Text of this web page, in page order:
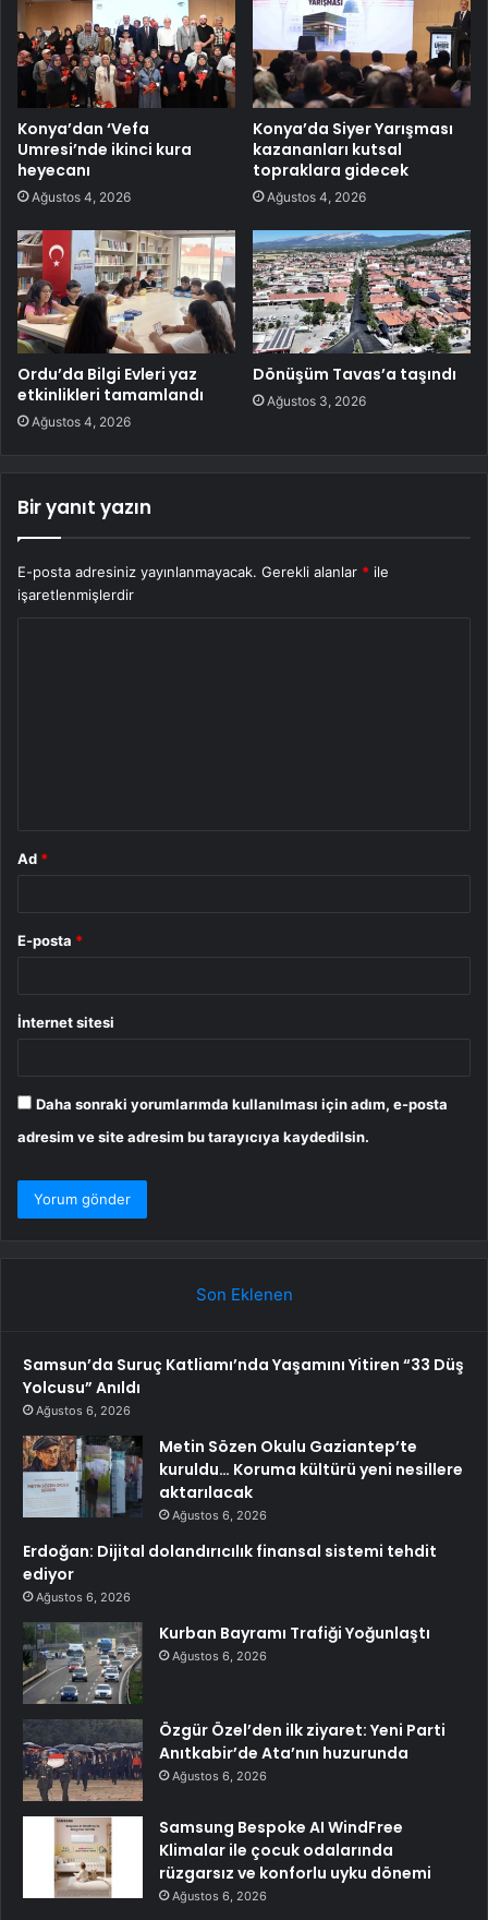
Konya’dan ‘Vefa
Umresi’nde ikinci kura
heyecanı
Ağustos 4, 2026
Konya’da Siyer Yarışması
kazananları kutsal
topraklara gidecek
Ağustos 4, 2026
Ordu’da Bilgi Evleri yaz
etkinlikleri tamamlandı
Ağustos 4, 2026
Dönüşüm Tavas’a taşındı
Ağustos 3, 2026
Bir yanıt yazın
E-posta adresiniz yayınlanmayacak. Gerekli alanlar * ile
işaretlenmişlerdir
Ad *
E-posta *
İnternet sitesi
Daha sonraki yorumlarımda kullanılması için adım, e-posta
adresim ve site adresim bu tarayıcıya kaydedilsin.
Son Eklenen
Samsun’da Suruç Katliamı’nda Yaşamını Yitiren “33 Düş
Yolcusu” Anıldı
Ağustos 6, 2026
Metin Sözen Okulu Gaziantep’te
kuruldu… Koruma kültürü yeni nesillere
aktarılacak
Ağustos 6, 2026
Erdoğan: Dijital dolandırıcılık finansal sistemi tehdit
ediyor
Ağustos 6, 2026
Kurban Bayramı Trafiği Yoğunlaştı
Ağustos 6, 2026
Özgür Özel’den ilk ziyaret: Yeni Parti
Anıtkabir’de Ata’nın huzurunda
Ağustos 6, 2026
Samsung Bespoke AI WindFree
Klimalar ile çocuk odalarında
rüzgarsız ve konforlu uyku dönemi
Ağustos 6, 2026